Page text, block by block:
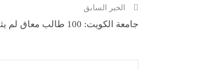
الخبر السابق
جامعة الكويت: 100 طالب معاق لم يثبتوا إعاقاتهم!